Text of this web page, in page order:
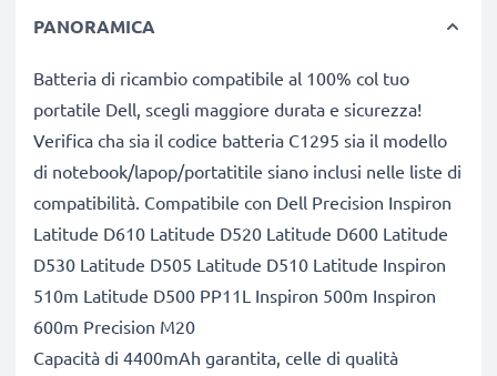
PANORAMICA
Batteria di ricambio compatibile al 100% col tuo
portatile Dell, scegli maggiore durata e sicurezza!
Verifica cha sia il codice batteria C1295 sia il modello
di notebook/lapop/portatitile siano inclusi nelle liste di
compatibilità. Compatibile con Dell Precision Inspiron
Latitude D610 Latitude D520 Latitude D600 Latitude
D530 Latitude D505 Latitude D510 Latitude Inspiron
510m Latitude D500 PP11L Inspiron 500m Inspiron
600m Precision M20
Capacità di 4400mAh garantita, celle di qualità